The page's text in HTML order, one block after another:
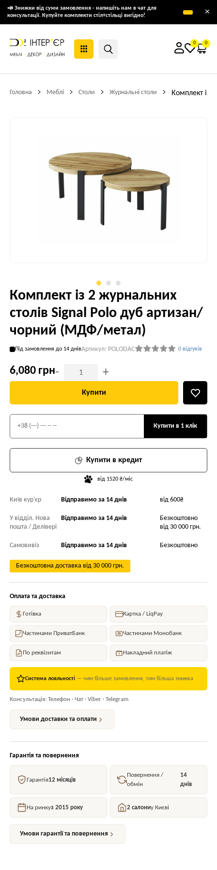
📣 Знижки від суми замовлення - напишіть нам в чат для
консультації. Купуйте комплекти стіл+стільці вигідно!
×
0 0
Головна Меблі Столи Журнальні столи Комплект із
Комплект із 2 журнальних
столів Signal Polo дуб артизан/
чорний (МДФ/метал)
Під замовлення до 14 днівАртикул: POLODAC 0 відгуків
6,080 грн- +
Купити
Купити в кредит
від 1520 ₴/міс
Купити в 1 клік
Київ кур'єр Відправимо за 14 днів від 600₴
У відділ. Нова
пошта / Делівері
Відправимо за 14 днів
Безкоштовно
від 30 000 грн.
Самовивіз Відправимо за 14 днів Безкоштовно
Безкоштовна доставка від 30 000 грн.
Оплата та доставка
Готівка Картка / LiqPay
Частинами ПриватБанк Частинами Монобанк
По реквізитам Накладний платіж
Система лояльності — чим більше замовлення, тим більша знижка
Консультація: Телефон · Чат · Viber · Telegram
Умови доставки та оплати
Гарантія та повернення
Гарантія12 місяців
Повернення /
обмін
14
днів
На ринкуз 2015 року 2 салониу Києві
Умови гарантії та повернення